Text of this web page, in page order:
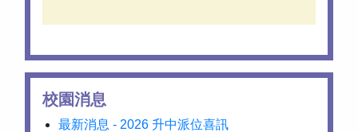
校園消息
最新消息 - 2026 升中派位喜訊